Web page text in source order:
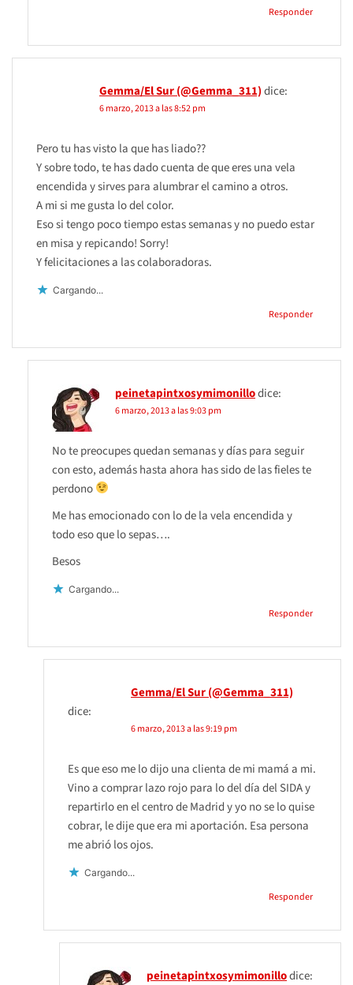
Responder
Gemma/El Sur (@Gemma_311)dice:
6 marzo, 2013 a las 8:52 pm
Pero tu has visto la que has liado??
Y sobre todo, te has dado cuenta de que eres una vela
encendida y sirves para alumbrar el camino a otros.
A mi si me gusta lo del color.
Eso si tengo poco tiempo estas semanas y no puedo estar
en misa y repicando! Sorry!
Y felicitaciones a las colaboradoras.
Cargando...
Responder
peinetapintxosymimonillodice:
6 marzo, 2013 a las 9:03 pm
No te preocupes quedan semanas y días para seguir
con esto, además hasta ahora has sido de las fieles te
perdono
Me has emocionado con lo de la vela encendida y
todo eso que lo sepas….
Besos
Cargando...
Responder
Gemma/El Sur (@Gemma_311)
dice:
6 marzo, 2013 a las 9:19 pm
Es que eso me lo dijo una clienta de mi mamá a mi.
Vino a comprar lazo rojo para lo del día del SIDA y
repartirlo en el centro de Madrid y yo no se lo quise
cobrar, le dije que era mi aportación. Esa persona
me abrió los ojos.
Cargando...
Responder
peinetapintxosymimonillodice: